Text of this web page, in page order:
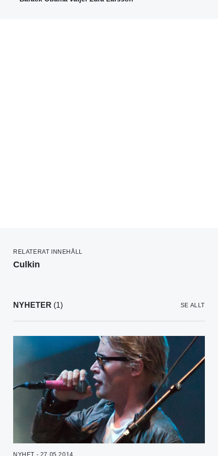
RELATERAT INNEHÅLL
Culkin
NYHETER (1) SE ALLT
NYHET - 27.05.2014